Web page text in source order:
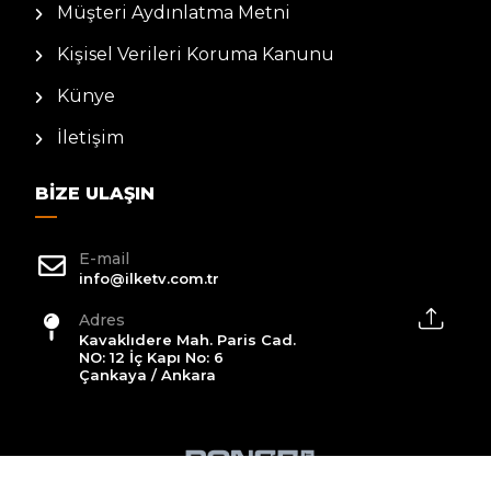
Müşteri Aydınlatma Metni
Kişisel Verileri Koruma Kanunu
Künye
İletişim
BIZE ULAŞIN
E-mail
info@ilketv.com.tr
Adres
Kavaklıdere Mah. Paris Cad.
NO: 12 İç Kapı No: 6
Çankaya / Ankara